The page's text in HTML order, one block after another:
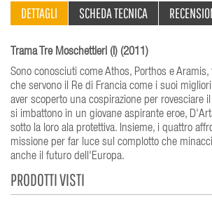
DETTAGLI SCHEDA TECNICA
Trama Tre Moschettieri (I) (2011)
Sono conosciuti come Athos, Porthos e
che servono il Re di Francia come i suoi
aver scoperto una cospirazione per rovesciare
si imbattono in un giovane aspirante eroe,
sotto la loro ala protettiva. Insieme, i quattro
missione per far luce sul complotto che
anche il futuro dell'Europa.
PRODOTTI VISTI